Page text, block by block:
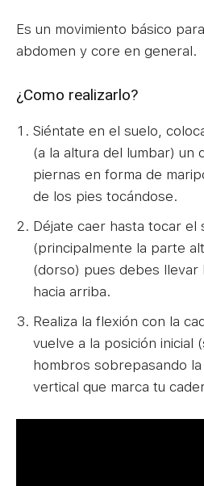
Es un movimiento básico
abdomen y core en general.
¿Como realizarlo?
Siéntate en el suelo,
(a la altura del lumbar) un
piernas en forma de
de los pies tocándose.
Déjate caer hasta tocar el
(principalmente la parte
(dorso) pues debes
hacia arriba.
Realiza la flexión con la
vuelve a la posición inicial
hombros sobrepasando la
vertical que marca tu